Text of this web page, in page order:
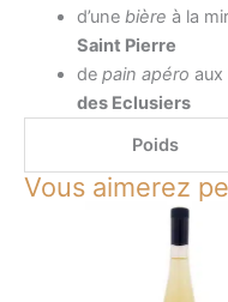
d’une bière à la
Saint Pierre
de pain apéro aux
des Eclusiers
Poids
Vous aimerez